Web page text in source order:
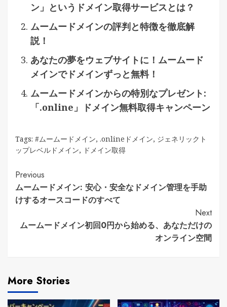
ン」というドメイン取得サービスとは？
ムームードメインの評判と特徴を徹底解
説！
あなたの夢をウェブサイトに！ムームード
メインでドメインずっと無料！
ムームードメインからの特別なプレゼント:
「.online」ドメイン無料取得キャンペーン
Tags: #ムームードメイン, .onlineドメイン, ジェネリックト
ップレベルドメイン, ドメイン取得
Continue
Reading
Previous
ムームードメイン: 安心・安全なドメイン管理を手助
けするオースコードのすべて
Next
ムームードメイン初回0円から始める、あなただけの
オンライン空間
More Stories